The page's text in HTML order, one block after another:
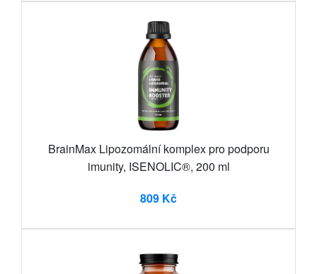
BrainMax Lipozomální komplex pro podporu
imunity, ISENOLIC®, 200 ml
809 Kč